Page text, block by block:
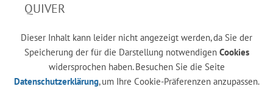
QUIVER
Dieser Inhalt kann leider nicht angezeigt werden, da Sie der
Speicherung der für die Darstellung notwendigen Cookies
widersprochen haben. Besuchen Sie die Seite
Datenschutzerklärung, um Ihre Cookie-Präferenzen anzupassen.